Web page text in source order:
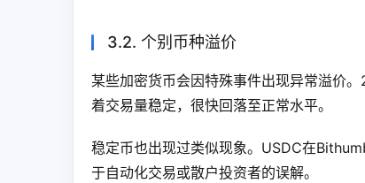
3.2. 个别币种溢价
某些加密货币会因特殊事件出现异常溢价
着交易量稳定，很快回落至正常水平。
稳定币也出现过类似现象。USDC在
于自动化交易或散户投资者的误解。